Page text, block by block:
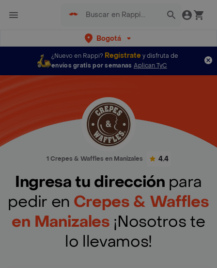
Bogotá
¿Nuevo en Rappi? Regístratey disfruta de
envíos gratis por semanas Aplican TyC
1 Crepes & Waffles en Manizales 4.4
Ingresa tu dirección para
pedir en Crepes & Waffles
en Manizales ¡Nosotros te
lo llevamos!